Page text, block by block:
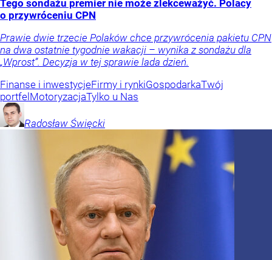
Tego sondażu premier nie może zlekceważyć. Polacy
o przywróceniu CPN
Prawie dwie trzecie Polaków chce przywrócenia pakietu CPN
na dwa ostatnie tygodnie wakacji – wynika z sondażu dla
„Wprost”. Decyzja w tej sprawie lada dzień.
Finanse i inwestycjeFirmy i rynkiGospodarkaTwój
portfelMotoryzacjaTylko u Nas
Radosław Święcki